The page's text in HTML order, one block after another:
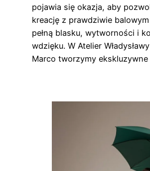
pojawia się okazja, aby
kreację z prawdziwie
pełną blasku, wytworności i
wdzięku. W Atelier
Marco tworzymy